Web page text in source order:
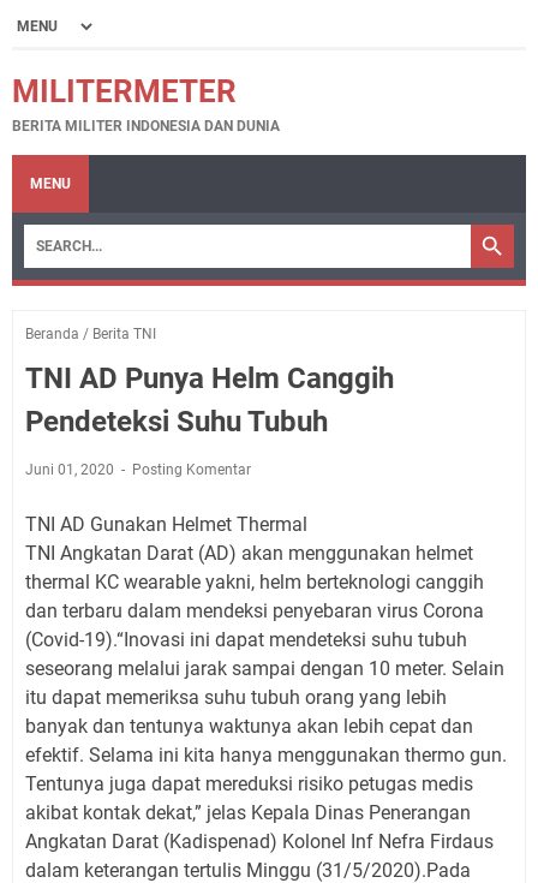
MILITERMETER
BERITA MILITER INDONESIA DAN DUNIA
MENU
Beranda / Berita TNI
TNI AD Punya Helm Canggih
Pendeteksi Suhu Tubuh
Juni 01, 2020 Posting Komentar
TNI AD Gunakan Helmet Thermal
TNI Angkatan Darat (AD) akan menggunakan helmet
thermal KC wearable yakni, helm berteknologi canggih
dan terbaru dalam mendeksi penyebaran virus Corona
(Covid-19).“Inovasi ini dapat mendeteksi suhu tubuh
seseorang melalui jarak sampai dengan 10 meter. Selain
itu dapat memeriksa suhu tubuh orang yang lebih
banyak dan tentunya waktunya akan lebih cepat dan
efektif. Selama ini kita hanya menggunakan thermo gun.
Tentunya juga dapat mereduksi risiko petugas medis
akibat kontak dekat,” jelas Kepala Dinas Penerangan
Angkatan Darat (Kadispenad) Kolonel Inf Nefra Firdaus
dalam keterangan tertulis Minggu (31/5/2020).Pada